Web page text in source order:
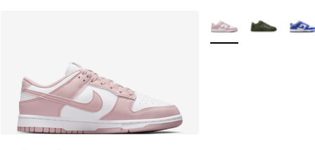
Meer kleuren